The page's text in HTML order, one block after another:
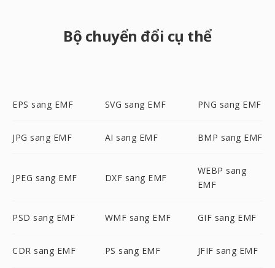
Bộ chuyển đổi cụ thể
EPS sang EMF SVG sang EMF PNG sang EMF
JPG sang EMF AI sang EMF BMP sang EMF
JPEG sang EMF DXF sang EMF
WEBP sang
EMF
PSD sang EMF WMF sang EMF GIF sang EMF
CDR sang EMF PS sang EMF JFIF sang EMF